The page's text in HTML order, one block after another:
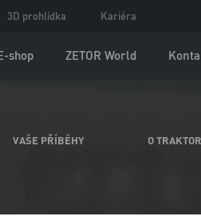
3D prohlídka Kariéra
shop ZETOR World
VAŠE PŘÍBĚHY O